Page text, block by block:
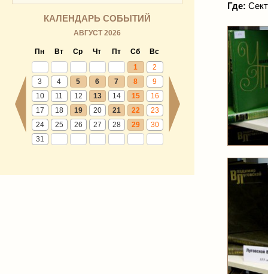
КАЛЕНДАРЬ СОБЫТИЙ
АВГУСТ 2026
Пн Вт Ср Чт Пт Сб
Вс
1
2
3
4 5 6 7 8
9
10
11 12 13 14 15
16
17
18 19 20 21 22
23
24
25 26 27 28 29
30
31
Где: